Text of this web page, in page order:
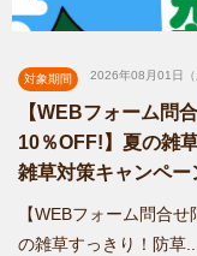
はじめまして！！
対応エリア
鹿児島市
ちき串木野市
南さつ
対象期間 2026年08月01日（
【WEBフォーム問
10％OFF!】夏の雑
雑草対策キャンペー
【WEBフォーム問合
の雑草すっきり！防草...